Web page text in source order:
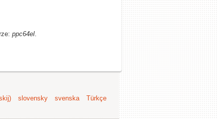
ppc64el.
slovensky svenska
Türkçe